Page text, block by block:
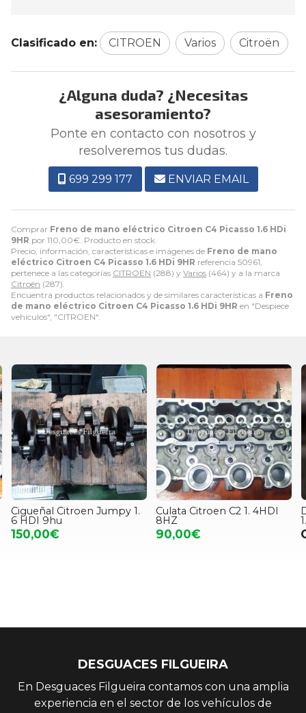
Comprar Freno de mano eléctrico Citroen C4 Picasso 1.6 HDi
9HR por 110,00€ . Producto en stock.
Precio, información, características e imágenes de Freno de mano
eléctrico Citroen C4 Picasso 1.6 HDi 9HR referencia 50961,
pertenece a las categorías CITROEN (288) y Varios (464) y a la marca
Citroën (287).
Encuentra productos relacionados y de similares características a Freno
de mano eléctrico Citroen C4 Picasso 1.6 HDi 9HR en "Despiece
vehiculos", "CITROEN".
Clasificado en: CITROEN Varios Citroën
¿Alguna duda? ¿Necesitas
asesoramiento?
Ponte en contacto con nosotros y
resolveremos tus dudas.
699 299 177 ENVIAR EMAIL
Cigueñal Citroen Jumpy 1.
6 HDI 9hu
150,00€
Culata Citroen C2 1. 4HDI
8HZ
90,00€
DESGUACES FILGUEIRA
En Desguaces Filgueira contamos con una amplia
experiencia en el sector de los vehículos de